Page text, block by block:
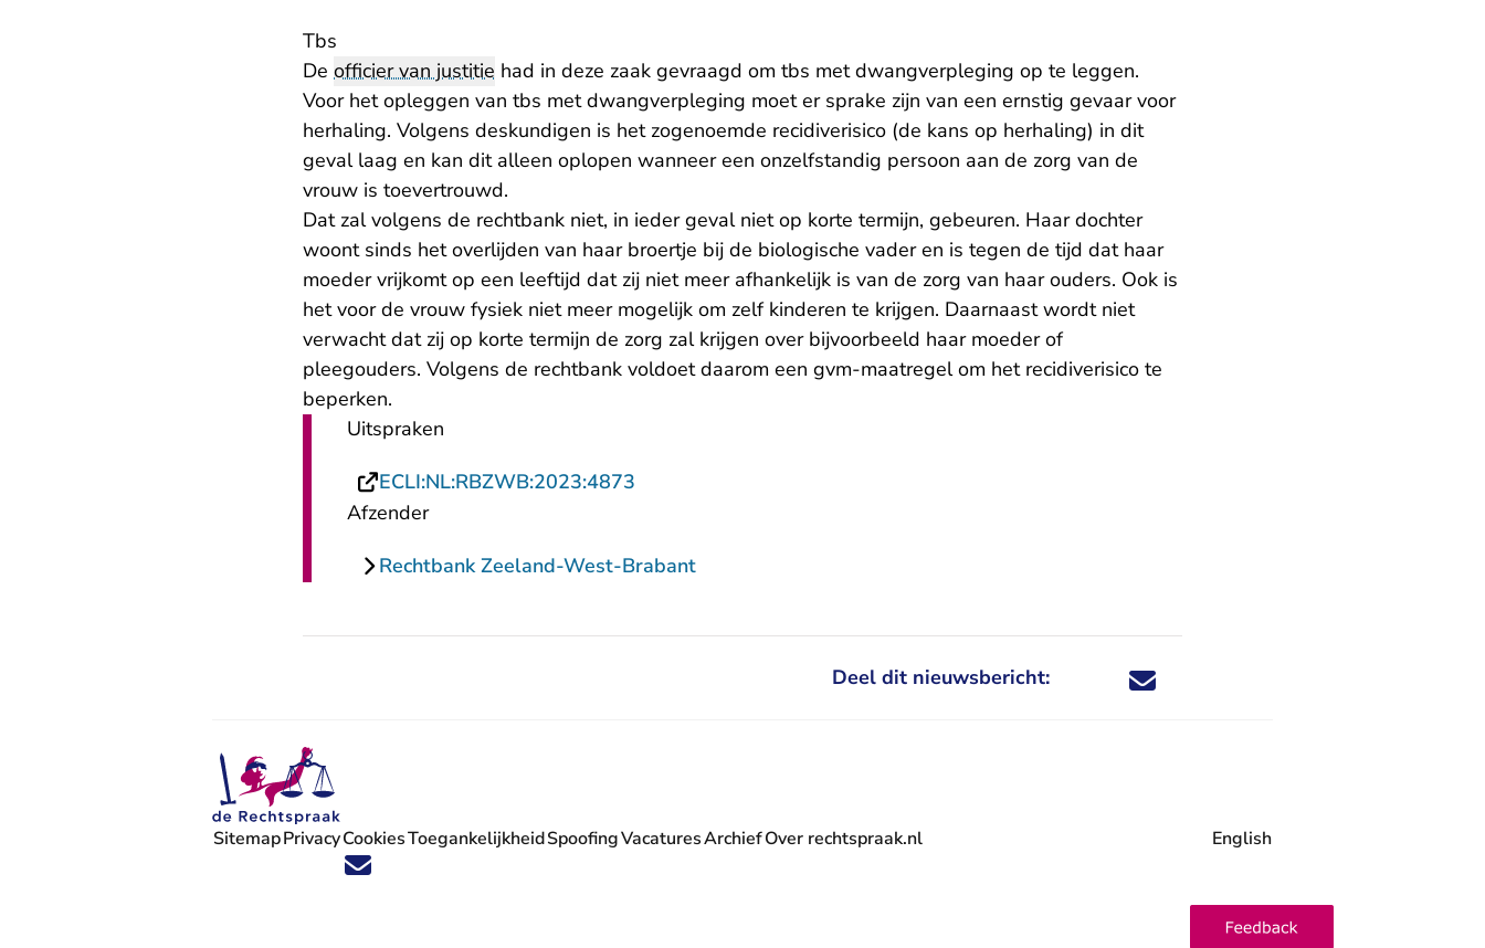
​Tbs
De officier van justitie had in deze zaak gevraagd om tbs met dwangverpleging op te leggen.
Voor het opleggen van tbs met dwangverpleging moet er sprake zijn van een ernstig gevaar voor
herhaling. Volgens deskundigen is het zogenoemde recidiverisico (de kans op herhaling) in dit
geval laag en kan dit alleen oplopen wanneer een onzelfstandig persoon aan de zorg van de
vrouw is toevertrouwd.
Dat zal volgens de rechtbank niet, in ieder geval niet op korte termijn, gebeuren. Haar dochter
woont sinds het overlijden van haar broertje bij de biologische vader en is tegen de tijd dat haar
moeder vrijkomt op een leeftijd dat zij niet meer afhankelijk is van de zorg van haar ouders. Ook is
het voor de vrouw fysiek niet meer mogelijk om zelf kinderen te krijgen. Daarnaast wordt niet
verwacht dat zij op korte termijn de zorg zal krijgen over bijvoorbeeld haar moeder of
pleegouders. Volgens de rechtbank voldoet daarom een gvm-maatregel om het recidiverisico te
beperken.
Uitspraken
ECLI:NL:RBZWB:2023:4873
Afzender
Rechtbank Zeeland-West-Brabant
Deel dit nieuwsbericht: Deel dit nieuwsbericht via X - U verlaat
Deel dit nieuwsbericht via Facebook - U
Deel dit nieuwsbericht via e-mail
Deel dit nieuwsbericht via LinkedIn - U
Volg ons op X (Twitter) - U verlaat Rechtspraak.nl
Volg ons op Facebook - U verlaat Rechtspraak.nl
Volg ons op Instagram - U verlaat Rechtspraak.nl
Volg ons op Youtube - U verlaat Rechtspraak.nl
Volg ons op LinkedIn - U verlaat Rechtspraak.nl
'Blijf op de hoogte' nieuwsbrief - U verlaat Rechtspraak.nl
SitemapPrivacyCookiesToegankelijkheidSpoofingVacatures
- U verlaat Rechtspraak.nl
ArchiefOver rechtspraak.nl English